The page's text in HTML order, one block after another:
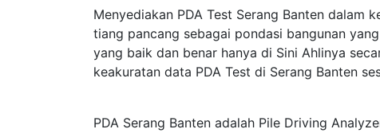
Menyediakan PDA Test Serang Banten dalam
tiang pancang sebagai pondasi bangunan
yang baik dan benar hanya di Sini Ahlinya
keakuratan data PDA Test di Serang Banten
PDA Serang Banten adalah Pile Driving